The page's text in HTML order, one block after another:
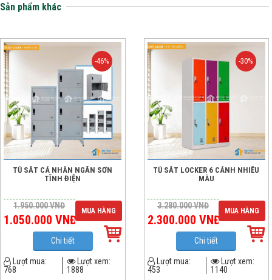
Sản phẩm khác
-46%
TỦ SẮT CÁ NHÂN NGĂN SƠN
TĨNH ĐIỆN
1.950.000VNĐ
1.050.000 VNĐ
MUA HÀNG
Chi tiết
Lượt mua:
768
Lượt xem:
1888
-30%
TỦ SẮT LOCKER 6 CÁNH NHIỀU
MÀU
3.280.000VNĐ
2.300.000 VNĐ
MUA HÀNG
Chi tiết
Lượt mua:
453
Lượt xem:
1140